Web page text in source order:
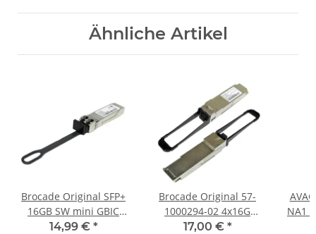
Ähnliche Artikel
Brocade Original SFP+
16GB SW mini GBIC
Transceiver Module 57-
14,99 € *
Brocade Original 57-
1000294-02 4x16G
QSFP+ SW 850nm
17,00 € *
NA1